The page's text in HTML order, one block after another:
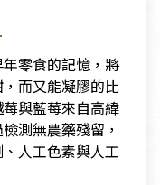
零食的記憶，將
而又能凝膠的比
與藍莓來自高緯
測無農藥殘留，
人工色素與人工